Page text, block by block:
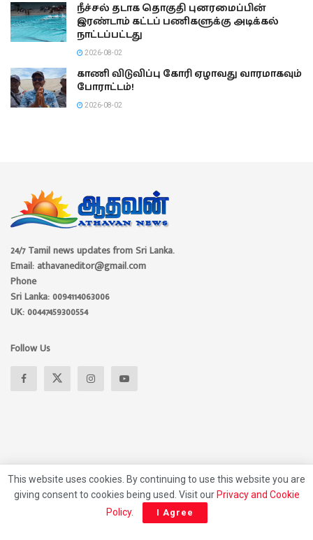
நீச்சல் தடாக தொகுதி புனரமைப்பின்
இரண்டாம் கட்டப் பணிகளுக்கு அடிக்கல்
நாட்டப்பட்டது
2026-08-02
காணி விடுவிப்பு கோரி ஏழாவது வாரமாகவும்
போராட்டம்!
2026-08-02
24/7 Tamil news updates from Sri Lanka.
Email: athavaneditor@gmail.com
Phone
Sri Lanka: 0094114063006
UK: 00447459300554
Follow Us
About Privacy Policy Contact Us
This website uses cookies. By continuing to use this website you are
giving consent to cookies being used. Visit our Privacy and Cookie
Policy. I Agree